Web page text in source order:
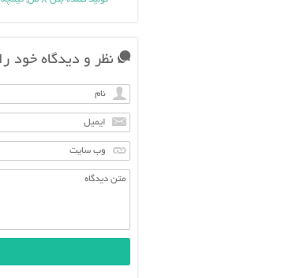
نظر و دیدگاه خود